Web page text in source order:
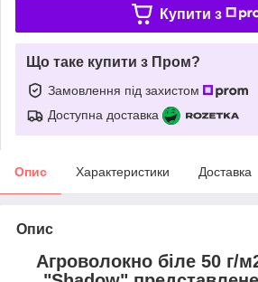
Купити з
Що таке купити з Пром?
Замовлення під захистом
Доступна доставка
Опис Характеристики Доставка
Опис
Агроволокно біле 50 г/